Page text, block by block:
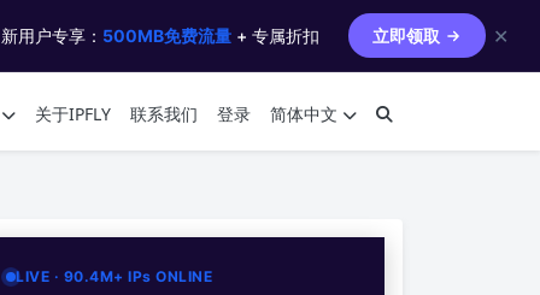
用户专享： 500MB免费流量 + 专属折扣 立即领取 ✕
关于IPFLY 联系我们 登录 简体中文
LIVE · 90.4M+ IPs ONLINE